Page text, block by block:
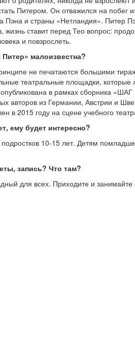
Питером. Он отважился на побег
Пэна и страны «Нетландия». Питер
жизнь ставит перед Тео вопрос:
и повзрослеть.
малоизвестна?
не печатаются большими
театральные площадки,
в рамках сборника «ШАГ
авторов из Германии, Австрии и
2015 году на сцене учебного
ему будет интересно?
10-15 лет. Детям
запись? Что там?
для всех. Приходите и